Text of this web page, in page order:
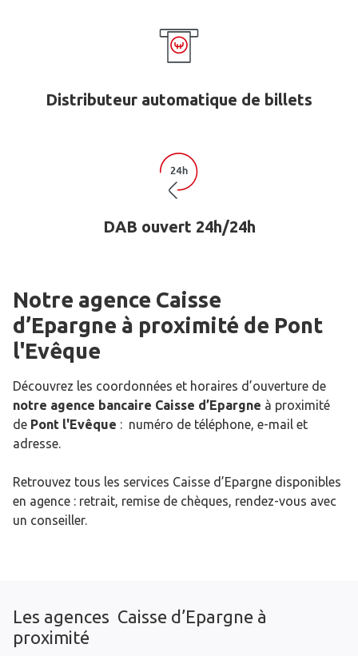
Distributeur automatique de billets
DAB ouvert 24h/24h
Notre agence Caisse
d’Epargne à proximité de Pont
l'Evêque
Découvrez les coordonnées et horaires d’ouverture de
notre agence bancaire Caisse d’Epargne à proximité
de Pont l'Evêque : numéro de téléphone, e-mail et
adresse.
Retrouvez tous les services Caisse d’Epargne disponibles
en agence : retrait, remise de chèques, rendez-vous avec
un conseiller.
Les agences Caisse d’Epargne à
proximité